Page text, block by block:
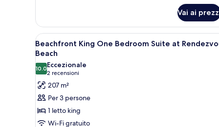
Bedroom
Garden
Villa
at
Beach
Vai ai
Apri
tutte
le
foto
per
Beachfront
King
One
Camera d'albergo con un
7
Beachfront King One Bedroom Suite at
Beach
10.010.0 su 10
Eccezionale
2 recensioni
(2
recensioni)
207 m²
Per 3 persone
1 letto king
Wi-Fi gratuito